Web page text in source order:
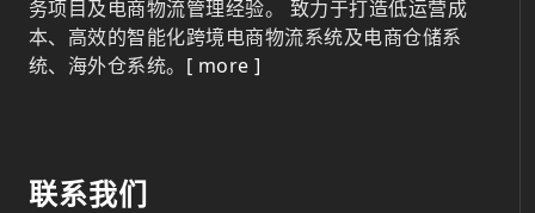
务项目及电商物流管理经验。 致力于打造低运营成
本、高效的智能化跨境电商物流系统及电商仓储系
统、海外仓系统。 [ more ]
联系我们